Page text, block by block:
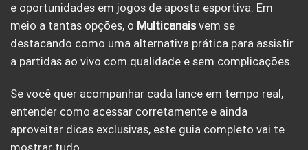
e oportunidades em jogos de aposta esportiva. Em
meio a tantas opções, o Multicanaisvem se
destacando como uma alternativa prática para assistir
a partidas ao vivo com qualidade e sem complicações.
Se você quer acompanhar cada lance em tempo real,
entender como acessar corretamente e ainda
aproveitar dicas exclusivas, este guia completo vai te